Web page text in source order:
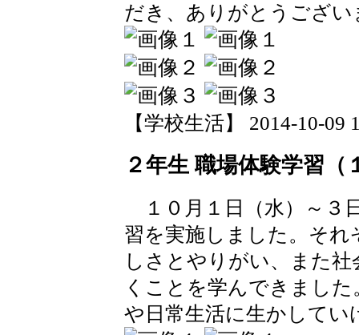
だき、ありがとうござい
【学校生活】 2014-10-09
２年生 職場体験学習（
１０月１日（水）～３
習を実施しました。そ
しさとやりがい、また
くことを学んできまし
や日常生活に生かしてい